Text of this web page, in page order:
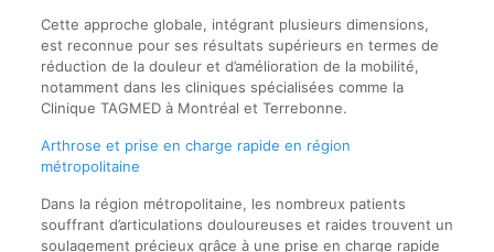
Cette approche globale, intégrant plusieurs dimensions,
est reconnue pour ses résultats supérieurs en termes de
réduction de la douleur et d’amélioration de la mobilité,
notamment dans les cliniques spécialisées comme la
Clinique TAGMED à Montréal et Terrebonne.
Arthrose et prise en charge rapide en région
métropolitaine
Dans la région métropolitaine, les nombreux patients
souffrant d’articulations douloureuses et raides trouvent un
soulagement précieux grâce à une prise en charge rapide